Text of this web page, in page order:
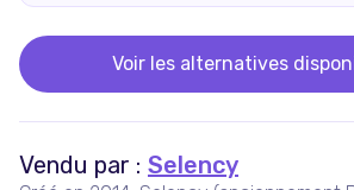
Voir les alternatives
Vendu par : Selency